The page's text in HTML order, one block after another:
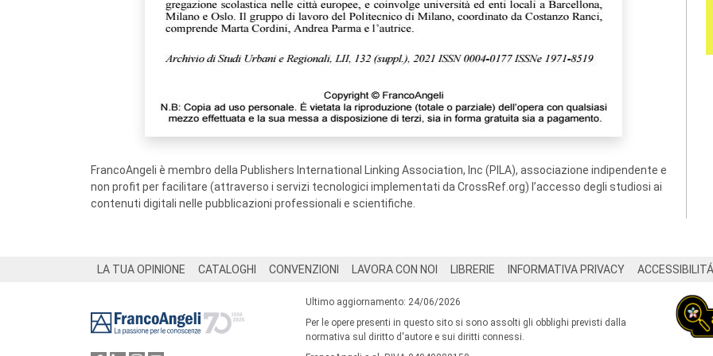
FrancoAngeli è membro della Publishers International Linking Association, Inc (PILA), associazione indipendente e
non profit per facilitare (attraverso i servizi tecnologici implementati da CrossRef.org) l’accesso degli studiosi ai
contenuti digitali nelle pubblicazioni professionali e scientifiche.
LA TUA OPINIONE CATALOGHI CONVENZIONI LAVORA CON NOI LIBRERIE INFORMATIVA PRIVACY ACCESSIBILITÁ
Ultimo aggiornamento: 24/06/2026
Per le opere presenti in questo sito si sono assolti gli obblighi previsti dalla
normativa sul diritto d'autore e sui diritti connessi.